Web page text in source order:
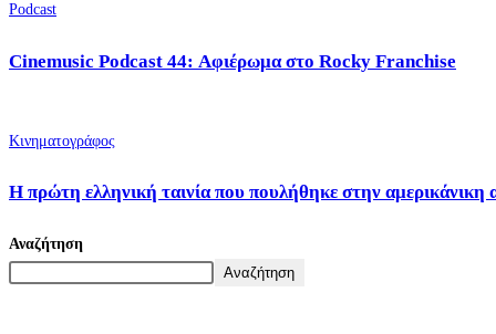
Podcast
Cinemusic Podcast 44: Αφιέρωμα στο Rocky Franchise
Κινηματογράφος
Η πρώτη ελληνική ταινία που πουλήθηκε στην αμερικάνικη
Αναζήτηση
Αναζήτηση